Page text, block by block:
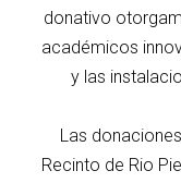
donativo
académicos
y las
Las
Recinto de Rio